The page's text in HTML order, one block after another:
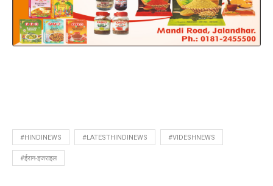
#HINDINEWS #LATESTHINDINEWS #VIDESHNEWS
#ईरान-इजराइल